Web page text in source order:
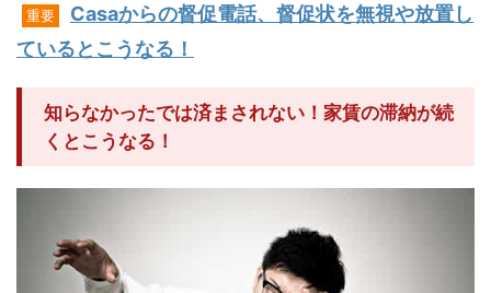
重要
Casaからの督促電話、督促状を無視や放置し
ているとこうなる！
知らなかったでは済まされない！家賃の滞納が続
くとこうなる！